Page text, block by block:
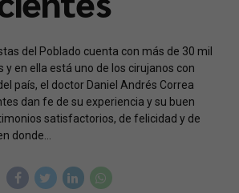
del Poblado cuenta con más de 30 mil
y en ella está uno de los cirujanos con
país, el doctor Daniel Andrés Correa
dan fe de su experiencia y su buen
satisfactorios, de felicidad y de
donde...